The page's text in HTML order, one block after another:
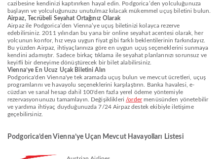
cazibesine kendinizi kaptırırken hayal edin. Podgorica’den yolculuğunuza
başlayın ve yolculuğunuzu unutulmaz kılacak mükemmel uçuş biletini bulun.
Airpaz, Tecrübeli Seyahat Ortağınız Olarak
Airpaz ile Podgorica’den Vienna’ye uçuş biletinizi kolayca rezerve
edebilirsiniz. 2011 yılından bu yana bir online seyahat acentesi olarak, her
yolcunun konfor, hız veya uygun fiyat gibi farklı beklentilerinin farkındayız.
Bu yüzden Airpaz, ihtiyaçlarınıza göre en uygun uçuş seçeneklerini sunmaya
kendini adamıştır. Sadece birkaç tıklama ile seyahat planlarınızı sorunsuz ve
keyifli bir deneyime dönüştürecek bir bilet alabilirsiniz.
Vienna’ye En Ucuz Uçak Biletini Alın
Podgorica'den Vienna'ye tek aramada uçuş bulun ve mevcut ücretleri, uçuş
programlarını ve havayolu seçeneklerini karşılaştırın. Banka havalesi, e-
cüzdan ve sanal hesap dahil 100'den fazla yerel ödeme yöntemiyle
rezervasyonunuzu tamamlayın. Değişiklikleri /ordermenüsünden yönetebilir
ve yardıma ihtiyaç duyduğunuzda 7/24 Airpaz destek ekibiyle iletişime
geçebilirsiniz.
Podgorica’den Vienna’ye Uçan Mevcut Havayolları Listesi